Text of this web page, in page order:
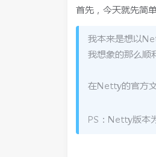
首先，今天就先简
我本来是想以
我想象的那么顺
在Netty的官方
PS：Netty版本